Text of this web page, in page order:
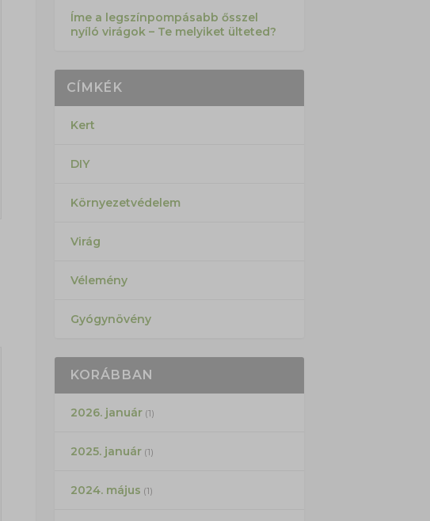
Íme a legszínpompásabb ősszel
nyíló virágok – Te melyiket ülteted?
CÍMKÉK
Kert
DIY
Környezetvédelem
Virág
Vélemény
Gyógynövény
KORÁBBAN
2026. január(1)
2025. január(1)
2024. május (1)